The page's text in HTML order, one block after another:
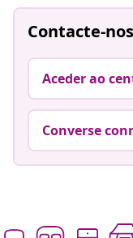
Contacte-
Aceder ao
Converse